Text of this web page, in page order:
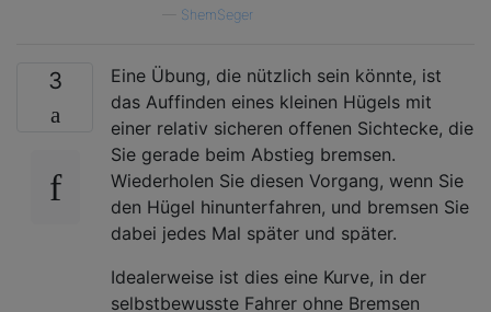
ShemSeger
3
Eine Übung, die nützlich sein könnte, ist
das Auffinden eines kleinen Hügels mit
einer relativ sicheren offenen Sichtecke, die
Sie gerade beim Abstieg bremsen.
Wiederholen Sie diesen Vorgang, wenn Sie
den Hügel hinunterfahren, und bremsen Sie
dabei jedes Mal später und später.
Idealerweise ist dies eine Kurve, in der
selbstbewusste Fahrer ohne Bremsen